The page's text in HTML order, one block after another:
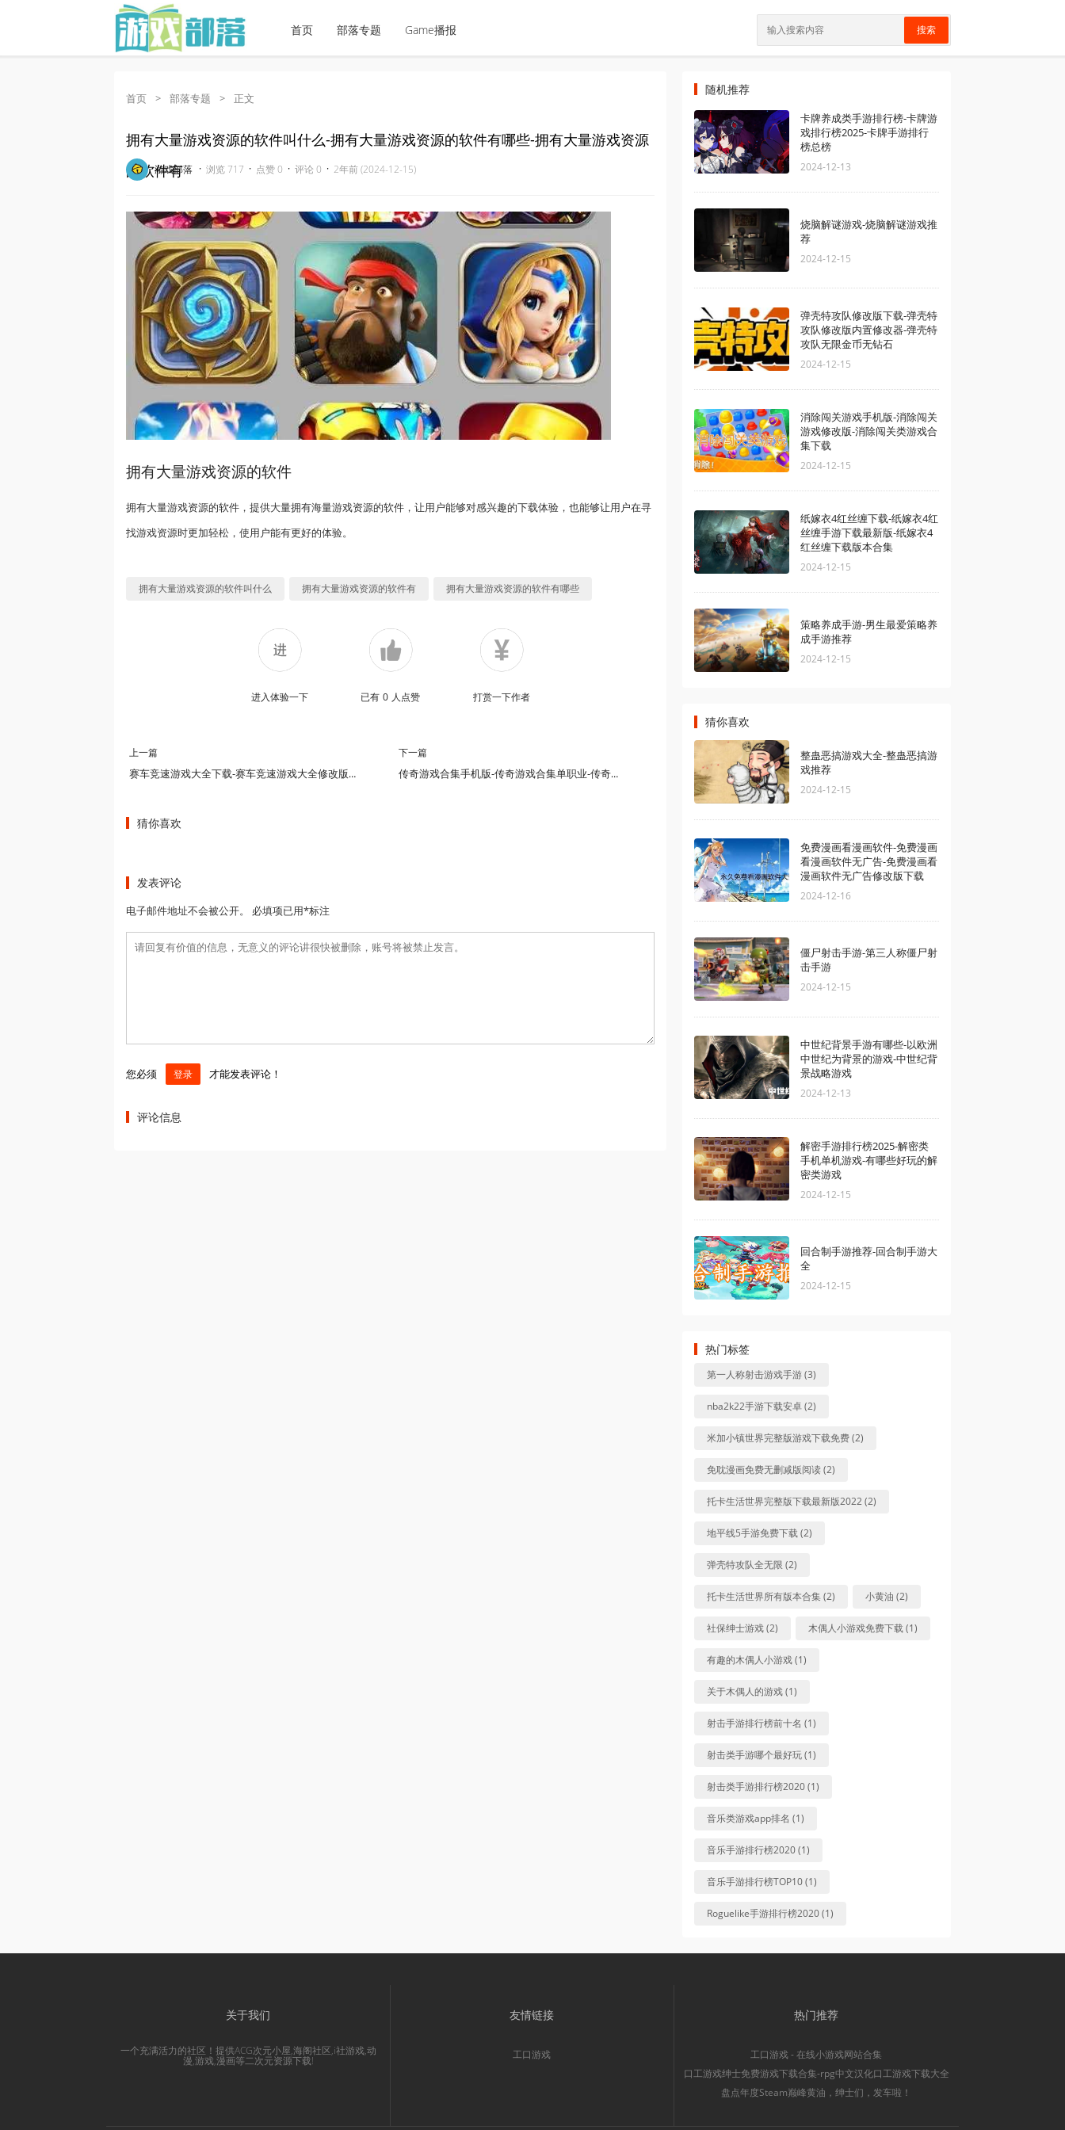
首页 部落专题 Game播报 搜索
首页 > 部落专题 > 正文
拥有大量游戏资源的软件叫什么-拥有大量游戏资源的软件有哪些-拥有大量游戏资源
的软件有
游戏部落 · 浏览 717 · 点赞 0 · 评论 0 · 2年前 (2024-12-15)
拥有大量游戏资源的软件
拥有大量游戏资源的软件，提供大量拥有海量游戏资源的软件，让用户能够对感兴趣的下载体验，也能够让用户在寻
找游戏资源时更加轻松，使用户能有更好的体验。
拥有大量游戏资源的软件叫什么 拥有大量游戏资源的软件有 拥有大量游戏资源的软件有哪些
进入体验一下 已有 0 人点赞 打赏一下作者
上一篇
赛车竞速游戏大全下载-赛车竞速游戏大全修改版-赛车竞速游戏大全手机版
下一篇
传奇游戏合集手机版-传奇游戏合集单职业-传奇游戏合集高爆率
猜你喜欢
发表评论
电子邮件地址不会被公开。 必填项已用*标注
您必须 登录 才能发表评论！
评论信息
随机推荐
卡牌养成类手游排行榜-卡牌游
戏排行榜2025-卡牌手游排行
榜总榜
2024-12-13
烧脑解谜游戏-烧脑解谜游戏推
荐
2024-12-15
弹壳特攻队修改版下载-弹壳特
攻队修改版内置修改器-弹壳特
攻队无限金币无钻石
2024-12-15
消除闯关游戏手机版-消除闯关
游戏修改版-消除闯关类游戏合
集下载
2024-12-15
纸嫁衣4红丝缠下载-纸嫁衣4红
丝缠手游下载最新版-纸嫁衣4
红丝缠下载版本合集
2024-12-15
策略养成手游-男生最爱策略养
成手游推荐
2024-12-15
猜你喜欢
整蛊恶搞游戏大全-整蛊恶搞游
戏推荐
2024-12-15
免费漫画看漫画软件-免费漫画
看漫画软件无广告-免费漫画看
漫画软件无广告修改版下载
2024-12-16
僵尸射击手游-第三人称僵尸射
击手游
2024-12-15
中世纪背景手游有哪些-以欧洲
中世纪为背景的游戏-中世纪背
景战略游戏
2024-12-13
解密手游排行榜2025-解密类
手机单机游戏-有哪些好玩的解
密类游戏
2024-12-15
回合制手游推荐-回合制手游大
全
2024-12-15
热门标签
第一人称射击游戏手游 (3)
nba2k22手游下载安卓 (2)
米加小镇世界完整版游戏下载免费 (2)
免耽漫画免费无删减版阅读 (2)
托卡生活世界完整版下载最新版2022 (2)
地平线5手游免费下载 (2)
弹壳特攻队全无限 (2)
托卡生活世界所有版本合集 (2) 小黄油 (2)
社保绅士游戏 (2) 木偶人小游戏免费下载 (1)
有趣的木偶人小游戏 (1)
关于木偶人的游戏 (1)
射击手游排行榜前十名 (1)
射击类手游哪个最好玩 (1)
射击类手游排行榜2020 (1)
音乐类游戏app排名 (1)
音乐手游排行榜2020 (1)
音乐手游排行榜TOP10 (1)
Roguelike手游排行榜2020 (1)
关于我们
一个充满活力的社区！提供ACG次元小屋,海阁社区,i社游戏,动
漫,游戏,漫画等二次元资源下载!
友情链接
工口游戏
热门推荐
工口游戏 - 在线小游戏网站合集
口工游戏绅士免费游戏下载合集-rpg中文汉化口工游戏下载大全
盘点年度Steam巅峰黄油，绅士们，发车啦！